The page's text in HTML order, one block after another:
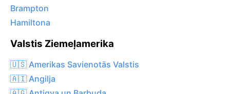
Brampton
Hamiltona
Valstis Ziemeļamerika
🇺🇸 Amerikas Savienotās Valstis
🇦🇮 Angilja